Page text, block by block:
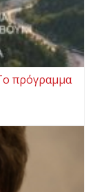
πρόγραμμα